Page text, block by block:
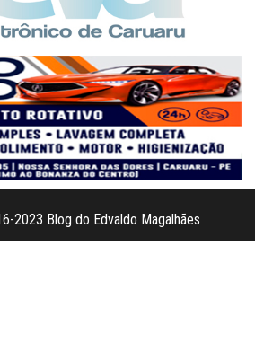
2023 Blog do Edvaldo Magalhães